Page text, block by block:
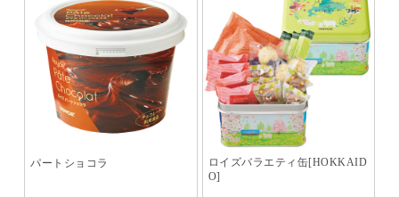
パートショコラ
ロイズバラエティ缶[HOKKAID
O]